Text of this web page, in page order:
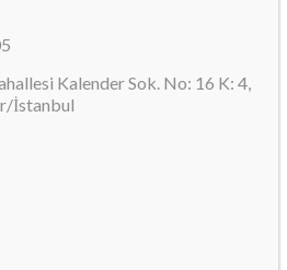
Kalender Sok. No: 16 K: 4,
İstanbul